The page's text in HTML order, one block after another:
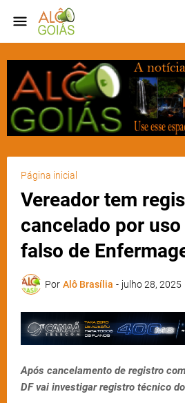
Página inicial
Vereador tem
cancelado por
falso de
Por Alô Brasília - julho 28, 2025
Após cancelamento de registro
DF vai investigar registro técnico